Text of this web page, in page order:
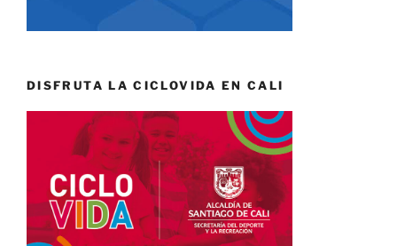
DISFRUTA LA CICLOVIDA EN CALI